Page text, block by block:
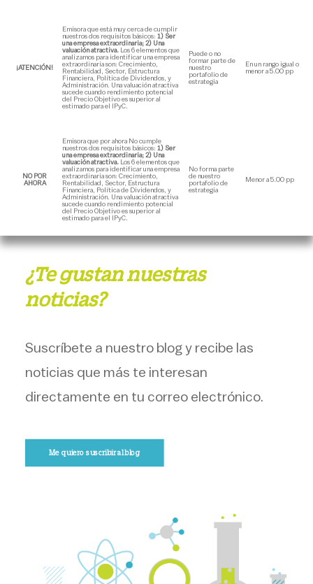
¡ATENCIÓN!
Emisora que está muy cerca de cumplir
nuestros dos requisitos básicos: 1) Ser
una empresa extraordinaria; 2) Una
valuación atractiva. Los 6 elementos que
analizamos para identificar una empresa
extraordinaria son: Crecimiento,
Rentabilidad, Sector, Estructura
Financiera, Política de Dividendos, y
Administración. Una valuación atractiva
sucede cuando rendimiento potencial
del Precio Objetivo es superior al
estimado para el IPyC.
Puede o no
formar parte de
nuestro
portafolio de
estrategia
En un rango igual o
menor a 5.00 pp
NO POR
AHORA
Emisora que por ahora No cumple
nuestros dos requisitos básicos: 1) Ser
una empresa extraordinaria; 2) Una
valuación atractiva. Los 6 elementos que
analizamos para identificar una empresa
extraordinaria son: Crecimiento,
Rentabilidad, Sector, Estructura
Financiera, Política de Dividendos, y
Administración. Una valuación atractiva
sucede cuando rendimiento potencial
del Precio Objetivo es superior al
estimado para el IPyC.
No forma parte
de nuestro
portafolio de
estrategia
Menor a 5.00 pp
¿Te gustan nuestras
noticias?
Suscríbete a nuestro blog y recibe las
noticias que más te interesan
directamente en tu correo electrónico.
Me quiero suscribir al blog